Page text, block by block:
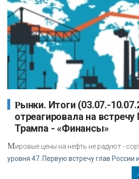
Рынки. Итоги (03.07.-10.07.2017): Нефть не
отреагировала на встречу
Трампа - «Финансы»
Мировые цены на нефть не радуют -
уровня 47. Первую встречу глав России и